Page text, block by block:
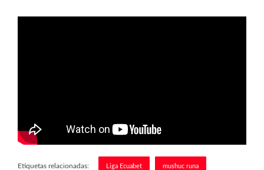
Etiquetas relacionadas: Liga Ecuabet mushuc runa